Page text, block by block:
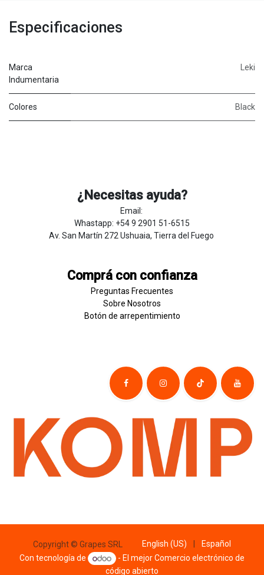
Especificaciones
Marca
Indumentaria
Leki
Colores Black
¿Necesitas ayuda?
Email:
Whastapp: +54 9 2901 51-6515
Av. San Martín 272 Ushuaia, Tierra del Fuego
Comprá con confianza
Preguntas Frecuentes
Sobre Nosotros
Botón de ​arrepentim​​​iento
Copyright © Grapes SRL English (US)
Español
Con tecnología de
- El mejorComercio electrónico de
código abierto